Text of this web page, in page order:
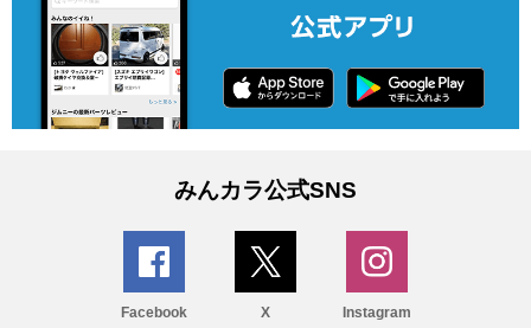
みんカラ公式SNS
Facebook X Instagram